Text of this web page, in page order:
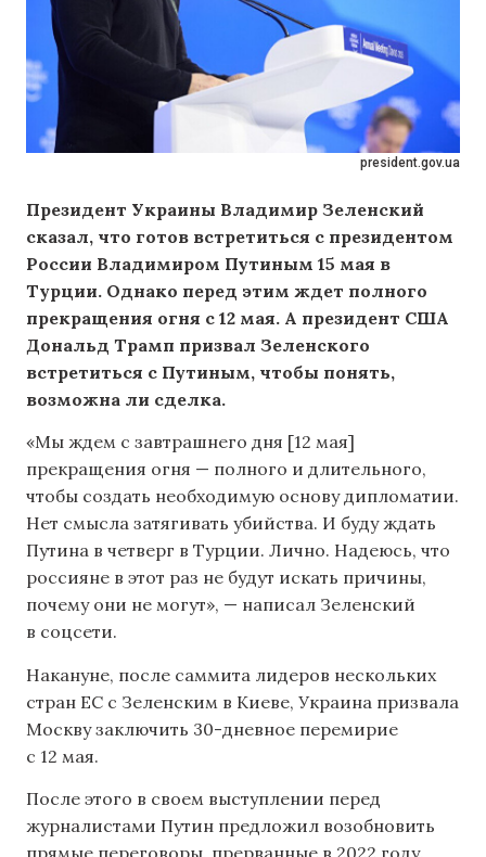
president.gov.ua
Президент Украины Владимир Зеленский
сказал, что готов встретиться с президентом
России Владимиром Путиным 15 мая в
Турции. Однако перед этим ждет полного
прекращения огня с 12 мая. А президент США
Дональд Трамп призвал Зеленского
встретиться с Путиным, чтобы понять,
возможна ли сделка.
«Мы ждем с завтрашнего дня [12 мая]
прекращения огня — полного и длительного,
чтобы создать необходимую основу дипломатии.
Нет смысла затягивать убийства. И буду ждать
Путина в четверг в Турции. Лично. Надеюсь, что
россияне в этот раз не будут искать причины,
почему они не могут», — написал Зеленский
в соцсети.
Накануне, после саммита лидеров нескольких
стран ЕС с Зеленским в Киеве, Украина призвала
Москву заключить 30-дневное перемирие
с 12 мая.
После этого в своем выступлении перед
журналистами Путин предложил возобновить